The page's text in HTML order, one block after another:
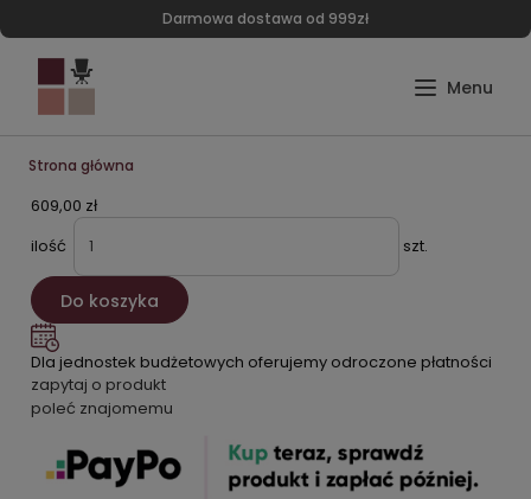
Darmowa dostawa od 999zł
Strona główna
609,00 zł
ilość
szt.
Do koszyka
Dla jednostek budżetowych oferujemy odroczone płatności
zapytaj o produkt
poleć znajomemu